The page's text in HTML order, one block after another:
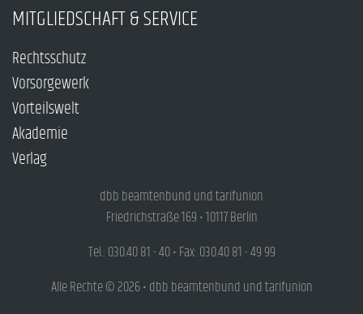
MITGLIEDSCHAFT & SERVICE
Rechtsschutz
Vorsorgewerk
Vorteilswelt
Akademie
Verlag
dbb beamtenbund und tarifunion
Friedrichstraße 169 • 10117 Berlin
Tel.: 030.40 81 - 40 • Fax: 030.40 81 - 49 99
Alle Rechte © 2026 • dbb beamtenbund und tarifunion